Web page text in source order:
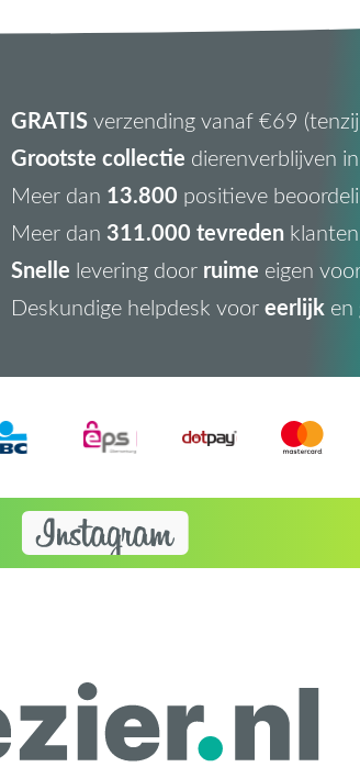
GRATISverzending vanaf €69
Grootste collectie dierenverblijven
Meer dan 13.800 positieve
Meer dan 311.000 tevredenklanten
Snelle levering door ruime eigen
Deskundige helpdesk vooreerlijken